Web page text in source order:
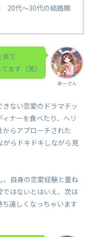
～30代の結婚願
あーさん
て
ます（笑）
ない恋愛のドラマチッ
ナーを食べたり、ヘリ
らアプローチされた
らドキドキしながら見
、自身の恋愛経験と重ね
はないとはいえ、次は
遠しくなっちゃいます